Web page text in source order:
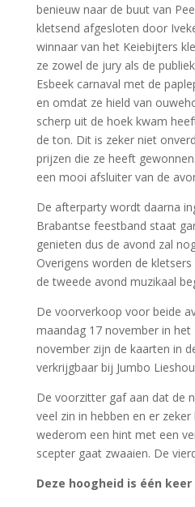
benieuw naar de buut van
kletsend afgesloten door
winnaar van het Keiebijters
ze zowel de jury als de
Esbeek carnaval met de
en omdat ze hield van
scherp uit de hoek kwam
de ton. Dit is zeker niet
prijzen die ze heeft
een mooi afsluiter van de
De afterparty wordt daarna
Brabantse feestband staat
genieten dus de avond zal
Overigens worden de
de tweede avond muzikaal
De voorverkoop voor beide
maandag 17 november in het
november zijn de kaarten in
verkrijgbaar bij Jumbo
De voorzitter gaf aan dat de
veel zin in hebben en er
wederom een hint met een
scepter gaat zwaaien. De
Deze hoogheid is één